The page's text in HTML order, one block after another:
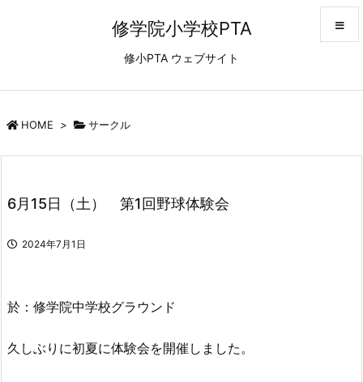
修学院小学校PTA
修小PTA ウェブサイト
HOME > サークル
6月15日（土） 第1回野球体験会
2024年7月1日
於：修学院中学校グラウンド
久しぶりに初夏に体験会を開催しました。